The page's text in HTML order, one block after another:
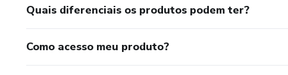
Quais diferenciais os produtos podem ter?
Como acesso meu produto?